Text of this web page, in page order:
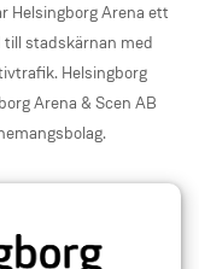
Helsingborg Arena ett
till stadskärnan med
Helsingborg
Arena & Scen AB